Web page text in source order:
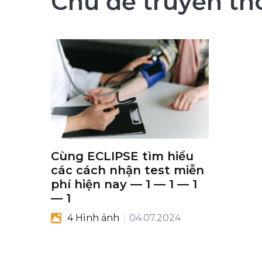
Cùng ECLIPSE tìm hiểu
các cách nhận test miễn
phí hiện nay — 1 — 1 — 1
— 1
4 Hình ảnh 04.07.2024